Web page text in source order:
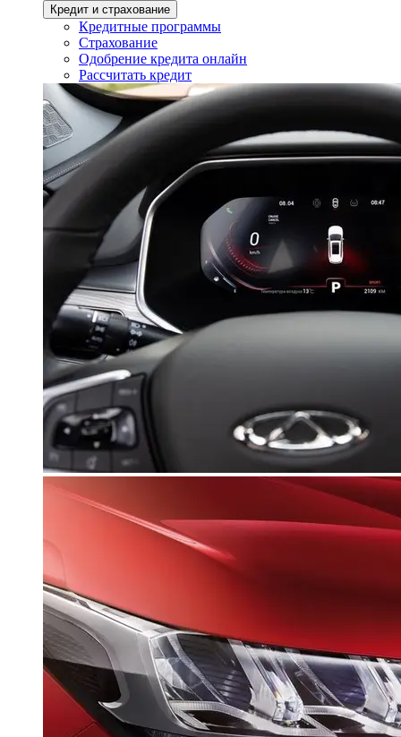
Кредит и страхование
Кредитные программы
Страхование
Одобрение кредита онлайн
Рассчитать кредит